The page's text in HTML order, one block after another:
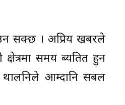
सक्छ । अप्रिय खबरले
क्षेत्रमा समय ब्यतित हुन
थालनिले आम्दानि सबल